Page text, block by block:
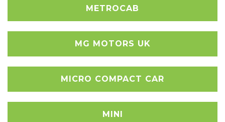
METROCAB
MG MOTORS UK
MICRO COMPACT CAR
MINI